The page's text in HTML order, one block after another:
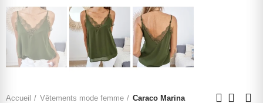
Accueil Vêtements mode femme Caraco Marina